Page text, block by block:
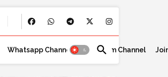
Whatsapp Channel Telegram Channel